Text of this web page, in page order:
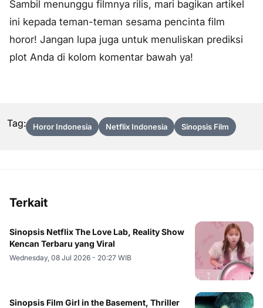
Sambil menunggu filmnya rilis, mari bagikan artikel
ini kepada teman-teman sesama pencinta film
horor! Jangan lupa juga untuk menuliskan prediksi
plot Anda di kolom komentar bawah ya!
Tag: Horor Indonesia Netflix Indonesia Sinopsis Film
Terkait
Sinopsis Netflix The Love Lab, Reality Show
Kencan Terbaru yang Viral
Wednesday, 08 Jul 2026 - 20:27 WIB
Sinopsis Film Girl in the Basement, Thriller